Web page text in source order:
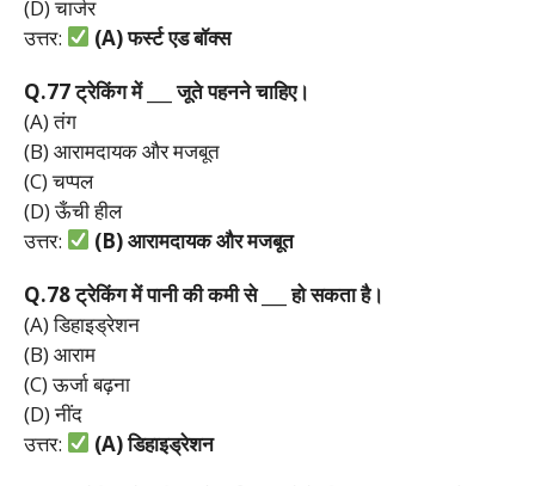
(D) चार्जर
उत्तर:
(A)फर्स्टएडबॉक्स
Q.77ट्रेकिंगमें ___जूतेपहननेचाहिए।
(A) तंग
(B) आरामदायक और मजबूत
(C) चप्पल
(D) ऊँची हील
उत्तर:
(B)आरामदायकऔरमजबूत
Q.78ट्रेकिंगमेंपानीकीकमीसे ___होसकताहै।
(A) डिहाइड्रेशन
(B) आराम
(C) ऊर्जा बढ़ना
(D) नींद
उत्तर:
(A)डिहाइड्रेशन